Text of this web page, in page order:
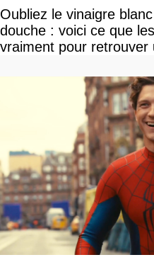
Oubliez le vinaigre
douche : voici ce que
vraiment pour retrouver